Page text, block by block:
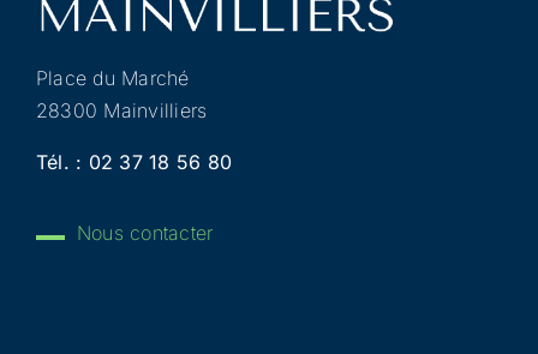
Place du Marché
28300 Mainvilliers
Tél. : 02 37 18 56 80
Nous contacter